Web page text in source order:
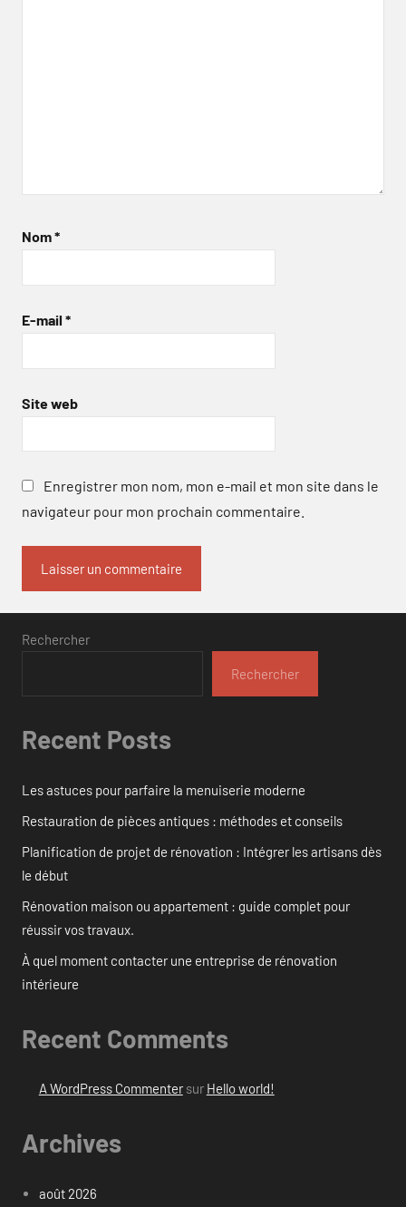
Nom*
E-mail *
Site web
Enregistrer mon nom, mon e-mail et mon site dans le
navigateur pour mon prochain commentaire.
Rechercher
Rechercher
Recent Posts
Les astuces pour parfaire la menuiserie moderne
Restauration de pièces antiques : méthodes et conseils
Planification de projet de rénovation : Intégrer les artisans dès
le début
Rénovation maison ou appartement : guide complet pour
réussir vos travaux.
À quel moment contacter une entreprise de rénovation
intérieure
Recent Comments
A WordPress Commentersur Hello world!
Archives
août 2026